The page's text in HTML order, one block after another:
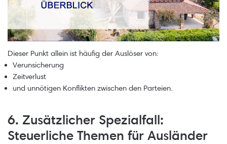
Dieser Punkt allein ist häufig der Auslöser von:
Verunsicherung
Zeitverlust
und unnötigen Konflikten zwischen den Parteien.
6. Zusätzlicher Spezialfall:
Steuerliche Themen für Ausländer